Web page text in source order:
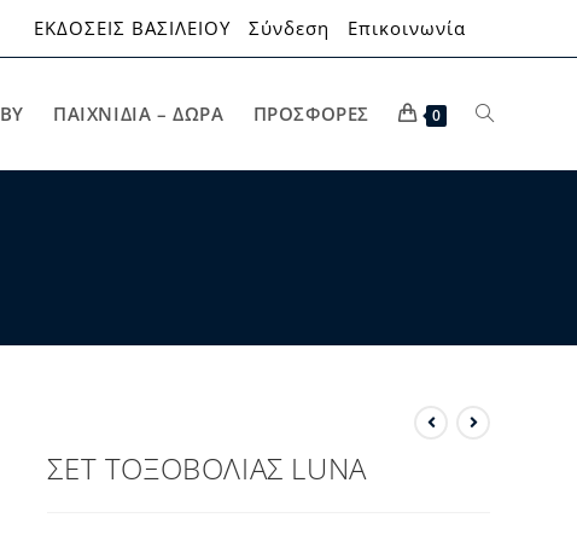
ΕΚΔΟΣΕΙΣ ΒΑΣΙΛΕΙΟΥ Σύνδεση Επικοινωνία
ΠΑΙΧΝΊΔΙΑ – ΔΏΡΑ ΠΡΟΣΦΟΡΈΣ 0
ΣΕΤ ΤΟΞΟΒΟΛΙΑΣ LUNA